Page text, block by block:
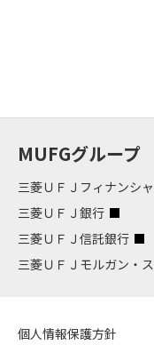
MUFGグループ
三菱ＵＦＪフィナンシ
三菱ＵＦＪ銀行
三菱ＵＦＪ信託銀行
三菱ＵＦＪモルガン・
個人情報保護方針